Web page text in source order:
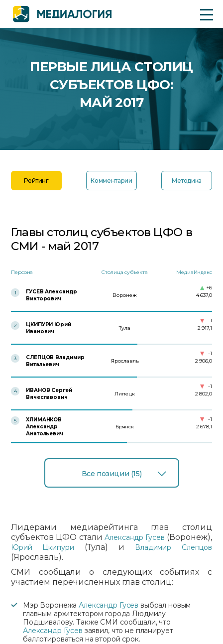
ПЕРВЫЕ ЛИЦА СТОЛИЦ
СУБЪЕКТОВ ЦФО:
МАЙ 2017
Рейтинг Комментарии Методика
Главы столиц субъектов ЦФО в
СМИ - май 2017
Персона Столица субъекта МедиаИндекс
1
ГУСЕВ Александр
Викторович
Воронеж 4 637,0
+6
2
ЦКИПУРИ Юрий
Иванович
Тула 2 917,1
-1
3
СЛЕПЦОВ Владимир
Витальевич
Ярославль 2 906,0
-1
4
ИВАНОВ Сергей
Вячеславович
Липецк 2 802,0
-1
5
ХЛИМАНКОВ
Александр
Анатольевич
Брянск 2 678,1
-1
Все позиции (15)
Лидерами медиарейтинга глав столиц
субъектов ЦФО сталиАлександр Гусев (Воронеж),
Юрий Цкипури (Тула) и Владимир Слепцов
(Ярославль).
СМИ сообщали о следующих событиях с
участием перечисленных глав столиц:
Мэр ВоронежаАлександр Гусев выбрал новым
главным архитектором города Людмилу
Подшивалову. Также СМИ сообщали, что
Александр Гусев заявил, что не планирует
баллотироваться на второй срок.